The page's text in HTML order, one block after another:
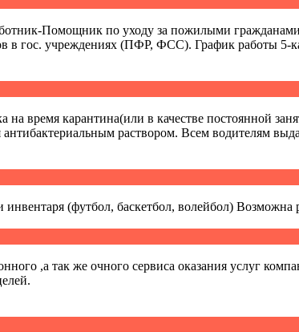
Помощник по уходу за пожилыми
в гос. учреждениях (ПФР, ФСС). График работы 5-
время карантина(или в качестве постоянной
раствором. Всем водителям
(футбол, баскетбол, волейбол) Возможна
,а так же очного сервиса оказания услуг